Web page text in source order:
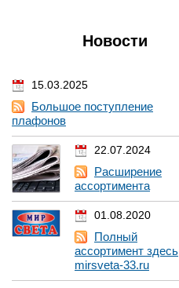
Новости
15.03.2025
Большое поступление
плафонов
22.07.2024
Расширение
ассортимента
01.08.2020
Полный
ассортимент здесь
mirsveta-33.ru